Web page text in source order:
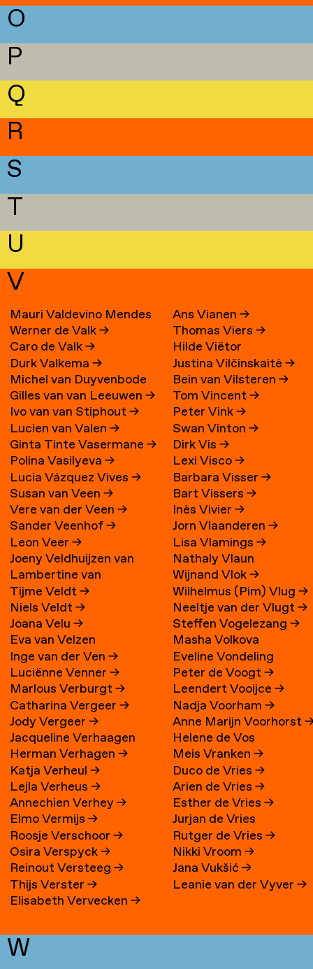
O
P
Q
R
S
T
U
V
Mauri Valdevino Mendes
→
Werner de Valk→
Caro de Valk→
Durk Valkema→
Michel van Duyvenbode
Gilles van van Leeuwen→
Ivo van van Stiphout→
Lucien van Valen→
Ginta Tinte Vasermane→
Polina Vasilyeva→
Lucia Vázquez Vives→
Susan van Veen→
Vere van der Veen→
Sander Veenhof→
Leon Veer→
Joeny Veldhuijzen van
Zanten→
Lambertine van
Veldhuizen→
Tijme Veldt→
Niels Veldt→
Joana Velu→
Eva van Velzen
Inge van der Ven→
Luciënne Venner→
Marlous Verburgt→
Catharina Vergeer→
Jody Vergeer→
Jacqueline Verhaagen
Herman Verhagen→
Katja Verheul→
Lejla Verheus→
Annechien Verhey→
Elmo Vermijs→
Roosje Verschoor→
Osira Verspyck→
Reinout Versteeg→
Thijs Verster→
Elisabeth Vervecken→
Ans Vianen→
Thomas Viers→
Hilde Viëtor
Justina Vilčinskaitė→
Bein van Vilsteren→
Tom Vincent→
Peter Vink→
Swan Vinton→
Dirk Vis→
Lexi Visco→
Barbara Visser→
Bart Vissers→
Inès Vivier→
Jorn Vlaanderen→
Lisa Vlamings→
Nathaly Vlaun
Wijnand Vlok→
Wilhelmus (Pim) Vlug→
Neeltje van der Vlugt→
Steffen Vogelezang→
Masha Volkova
Eveline Vondeling
Peter de Voogt→
Leendert Vooijce→
Nadja Voorham→
Anne Marijn Voorhorst
Helene de Vos
Meis Vranken→
Duco de Vries→
Arien de Vries→
Esther de Vries→
Jurjan de Vries
Rutger de Vries→
Nikki Vroom→
Jana Vukšić→
Leanie van der Vyver→
W